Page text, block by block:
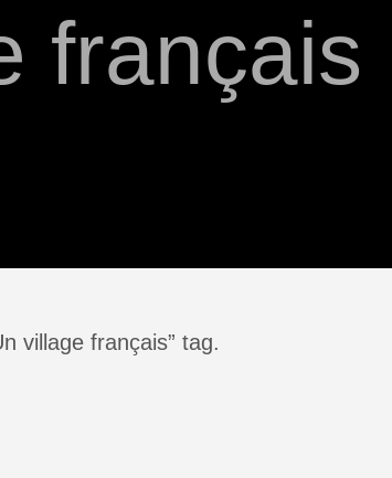
français
village français” tag.